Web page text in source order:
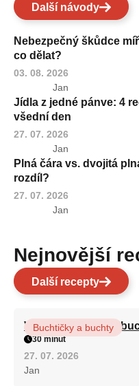
Další návody
Nebezpečný škůdce
co dělat?
03. 08. 2026
Jan
Jídla z jedné pánve: 4
všední den
27. 07. 2026
Jan
Plná čára vs. dvojitá
rozdíl?
27. 07. 2026
Jan
Nejnovější
Další recepty
Vláčná olejová litá
Buchtičky a buchty
30 minut
27. 07. 2026
Jan